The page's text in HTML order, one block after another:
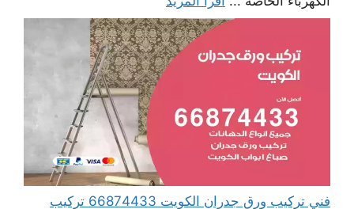
فني تركيب ورق جدران الكويت 66874433 تركيب